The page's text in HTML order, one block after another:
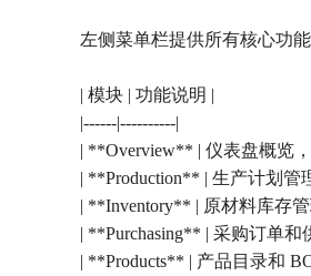
左侧菜单栏提供所有核心功能
| 模块 | 功能说明 |
|------|----------|
| **Overview** | 仪表盘概览
| **Production** | 生产计划管
| **Inventory** | 原材料库存
| **Purchasing** | 采购订单和
| **Products** | 产品目录和